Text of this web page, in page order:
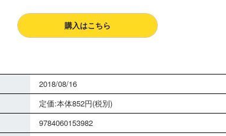
購入はこちら
2018/08/16
定価:本体852円(税別)
9784060153982